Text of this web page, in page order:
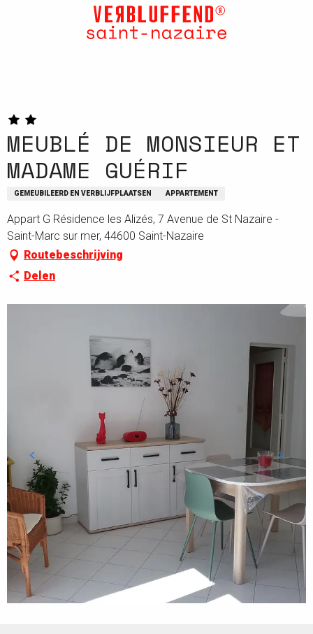
MEUBLÉ DE MONSIEUR ET
MADAME GUÉRIF
GEMEUBILEERD EN VERBLIJFPLAATSEN APPARTEMENT
Appart G Résidence les Alizés, 7 Avenue de St Nazaire -
Saint-Marc sur mer, 44600 Saint-Nazaire
Routebeschrijving
Delen